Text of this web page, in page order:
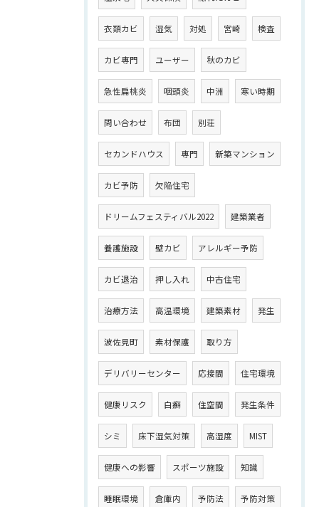
衣類カビ 湿気 対処 宮崎 検査
カビ専門 ユーザー 秋のカビ
急性扁桃炎 咽頭炎 中洲 寒い時期
問い合わせ 布団 別荘
セカンドハウス 専門 新築マンション
カビ予防 欠陥住宅
ドリームフェスティバル2022 建築業者
養護施設 壁カビ アレルギー予防
カビ退治 押し入れ 中古住宅
治療方法 高温環境 建築素材 発生
波佐見町 素材保護 取り方
デリバリーセンター 応接間 住宅環境
健康リスク 白癬 住空間 発生条件
シミ 床下湿気対策 高湿度 MIST
健康への影響 スポーツ施設 知識
睡眠環境 倉庫内 予防法 予防対策